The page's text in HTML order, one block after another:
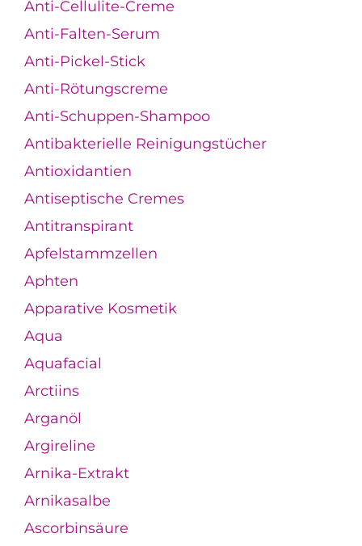
Anti-Cellulite-Creme
Anti-Falten-Serum
Anti-Pickel-Stick
Anti-Rötungscreme
Anti-Schuppen-Shampoo
Antibakterielle Reinigungstücher
Antioxidantien
Antiseptische Cremes
Antitranspirant
Apfelstammzellen
Aphten
Apparative Kosmetik
Aqua
Aquafacial
Arctiins
Arganöl
Argireline
Arnika-Extrakt
Arnikasalbe
Ascorbinsäure